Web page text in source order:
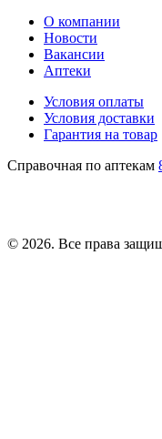
О компании
Новости
Вакансии
Аптеки
Условия оплаты
Условия доставки
Гарантия на товар
Справочная по аптекам
© 2026. Все права